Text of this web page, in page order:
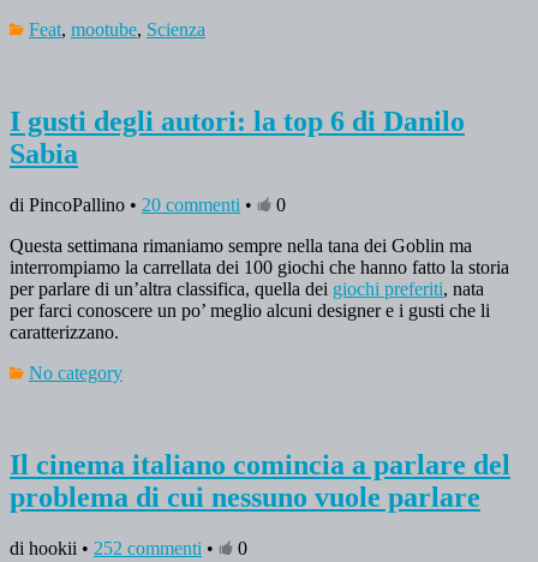
Feat, mootube, Scienza
I gusti degli autori: la top 6 di Danilo
Sabia
di PincoPallino • 20 commenti •
0
Questa settimana rimaniamo sempre nella tana dei Goblin ma
interrompiamo la carrellata dei 100 giochi che hanno fatto la storia
per parlare di un’altra classifica, quella dei giochi preferiti, nata
per farci conoscere un po’ meglio alcuni designer e i gusti che li
caratterizzano.
No category
Il cinema italiano comincia a parlare del
problema di cui nessuno vuole parlare
di hookii • 252 commenti •
0